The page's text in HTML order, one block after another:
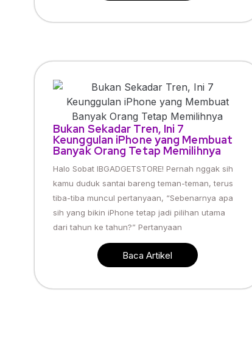
Bukan Sekadar Tren, Ini 7
Keunggulan iPhone yang Membuat
Banyak Orang Tetap Memilihnya
Halo Sobat IBGADGETSTORE! Pernah nggak sih
kamu duduk santai bareng teman-teman, terus
tiba-tiba muncul pertanyaan, “Sebenarnya apa
sih yang bikin iPhone tetap jadi pilihan utama
dari tahun ke tahun?” Pertanyaan
Baca Artikel